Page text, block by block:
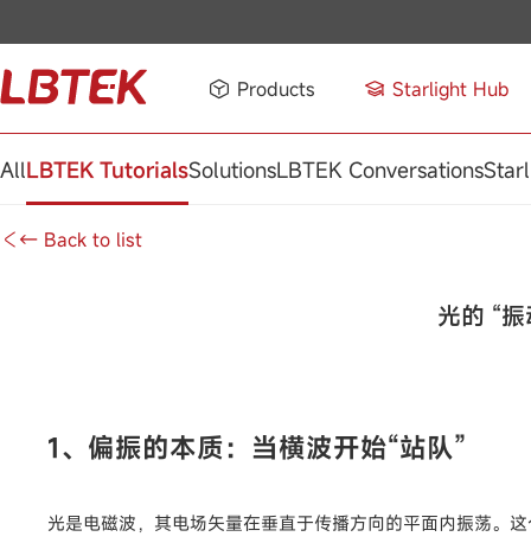
Products Starlight Hub
AllLBTEK TutorialsSolutionsLBTEK Conversations
← Back to list
光的 “
1、偏振的本质：当横波开始“站队”
光是电磁波，其电场矢量在垂直于传播方向的平面内振荡。